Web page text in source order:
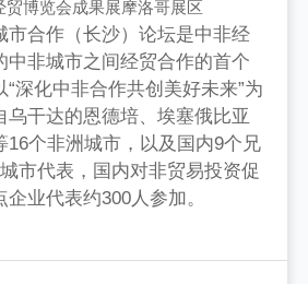
博览会成果展摩洛哥展区
合作（长沙）论坛是中非经
中非城市之间经贸合作的首个
深化中非合作共创美好未来”为
乌干达的恩德培、埃塞俄比亚
16个非洲城市，以及国内9个兄
市代表，国内对非贸易投资促
业代表约300人参加。